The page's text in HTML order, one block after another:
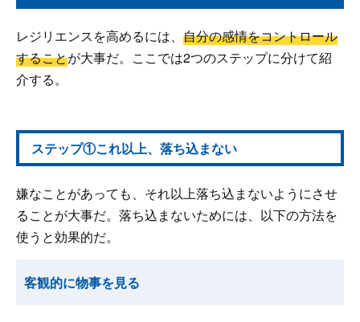
レジリエンスを高めるには、 自分の感情をコントロール
することが大事だ。ここでは2つのステップに分けて紹
介する。
ステップ①これ以上、落ち込まない
嫌なことがあっても、それ以上落ち込まないようにさせ
ることが大事だ。落ち込まないためには、以下の方法を
使うと効果的だ。
客観的に物事を見る